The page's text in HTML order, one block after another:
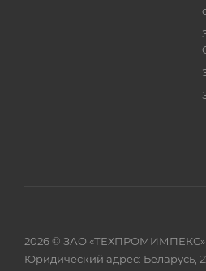
2026 © ЗАО «ТЕХПРОМИМПЕКС»
Юридический адрес: Беларусь,